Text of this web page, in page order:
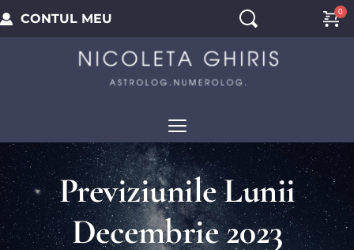
CONTUL MEU
Previziunile Lunii
Decembrie 2023